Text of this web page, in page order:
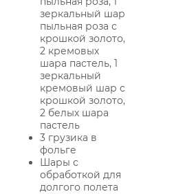
зеркальный шар
пыльная роза с
крошкой золото,
2 кремовых
шара пастель, 1
зеркальный
кремовый шар с
крошкой золото,
2 белых шара
пастель
3 грузика в
фольге
Шары с
обработкой для
долгого полета